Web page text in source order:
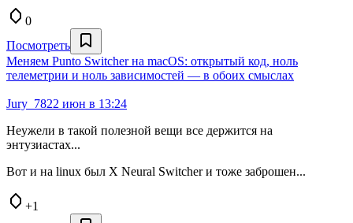
0
Посмотреть
Меняем Punto Switcher на macOS: открытый код, ноль
телеметрии и ноль зависимостей — в обоих смыслах
Jury_7822 июн в 13:24
Неужели в такой полезной вещи все держится на
энтузиастах...
Вот и на linux был X Neural Switcher и тоже заброшен...
+1